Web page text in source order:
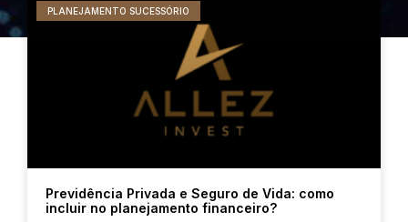
PLANEJAMENTO SUCESSÓRIO
Previdência Privada e Seguro de Vida: como
incluir no planejamento financeiro?